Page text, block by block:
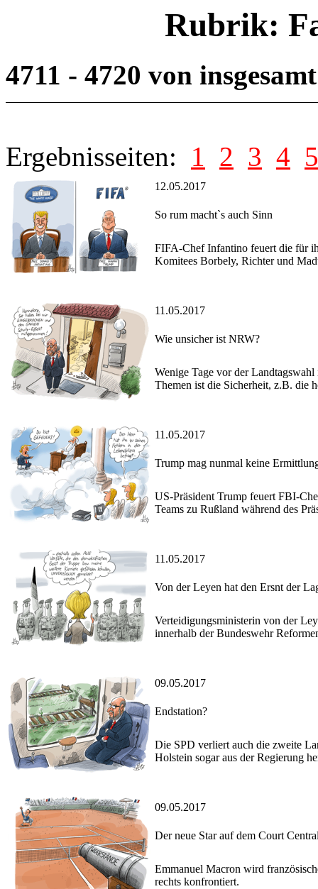
Rubrik:
4711 - 4720 von
Ergebnisseiten: 1 2 3 4 5
12.05.2017
So rum macht`s auch Sinn
FIFA-Chef Infantino feuert die für
Komitees Borbely, Richter und
11.05.2017
Wie unsicher ist NRW?
Wenige Tage vor der
Themen ist die Sicherheit, z.B. die
11.05.2017
Trump mag nunmal keine
US-Präsident Trump feuert FBI-
Teams zu Rußland während des
11.05.2017
Von der Leyen hat den Ersnt der
Verteidigungsministerin von der
innerhalb der Bundeswehr
09.05.2017
Endstation?
Die SPD verliert auch die zweite
Holstein sogar aus der Regierung
09.05.2017
Der neue Star auf dem Court
Emmanuel Macron wird
rechts konfrontiert.